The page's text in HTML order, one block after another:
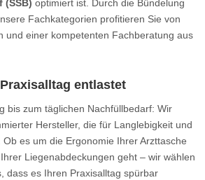
(SSB) optimiert ist. Durch die Bündelung
Fachkategorien profitieren Sie von
und einer kompetenten Fachberatung aus
entlastet
bis zum täglichen Nachfüllbedarf: Wir
Hersteller, die für Langlebigkeit und
es um die Ergonomie Ihrer Arzttasche
Liegenabdeckungen geht – wir wählen
dass es Ihren Praxisalltag spürbar